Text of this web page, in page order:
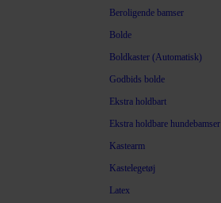
Beroligende bamser
Bolde
Boldkaster (Automatisk)
Godbids bolde
Ekstra holdbart
Ekstra holdbare hundebamser
Kastearm
Kastelegetøj
Latex